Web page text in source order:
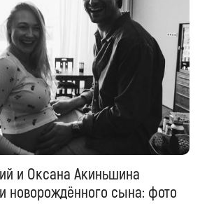
и Оксана Акиньшина
новорождённого сына: фото